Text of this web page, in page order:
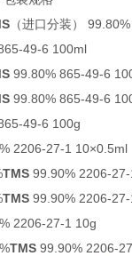
（进口分装）
49-6 100ml
99.80% 865-49-6
99.80% 865-49-6
49-6 100g
2206-27-1 10×0.5ml
TMS 99.90% 2206-
TMS 99.90% 2206-
2206-27-1 10g
TMS 99.90% 2206-